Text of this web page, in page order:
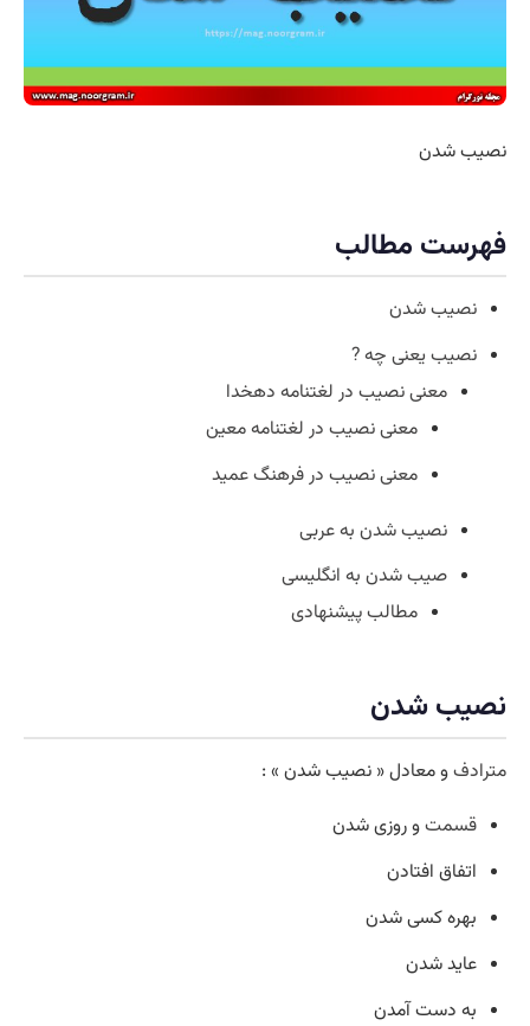
نصیب شدن
فهرست مطالب
نصیب شدن
نصیب یعنی چه ?
معنی نصیب در لغتنامه دهخدا
معنی نصیب در لغتنامه معین
معنی نصیب در فرهنگ عمید
نصیب شدن به عربی
صیب شدن به انگلیسی
مطالب پیشنهادی
نصیب شدن
مترادفو معادل « نصیب شدن » :
قسمتو روزی شدن
اتفاق افتادن
بهره کسی شدن
عاید شدن
به دست آمدن